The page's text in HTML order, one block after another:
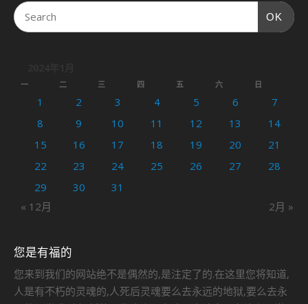
OK
一 二 三 四 五 六 日
« 12月 2月 »
1 2 3 4 5 6
7
8
9 10 11 12 13
14
15
16 17 18 19 20
21
22
23 24 25 26 27
28
29
30 31
您是有福的
您来到我们的网站绝不是偶然的,是注定了的.在这里您将知道,
人是有不朽的灵魂的,人死后灵魂要么去永远的地狱,要么去永